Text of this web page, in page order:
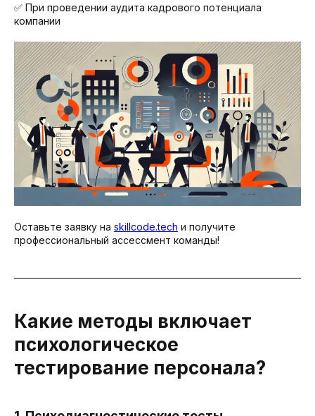
✅ При проведении аудита кадрового потенциала
компании
Оставьте заявку на skillcode.tech и получите
профессиональный ассессмент команды!
Какие методы включает
психологическое
тестирование персонала?